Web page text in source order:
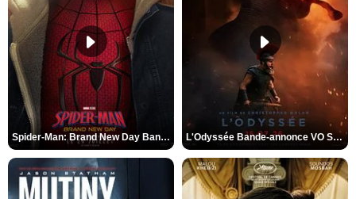
Spider-Man: Brand New Day Bande-annonce VO STFR L'Odyssée Bande-annonce VO STFR